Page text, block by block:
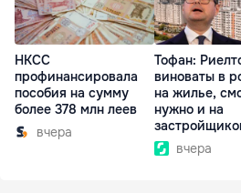
НКСС
профинансировала
пособия на сумму
более 378 млн леев
вчера
Тофан:
виноваты в
на жилье,
нужно и на
вчера